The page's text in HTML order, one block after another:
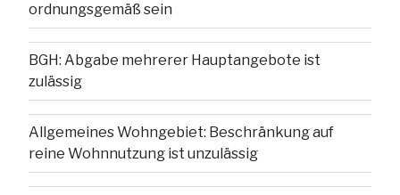
ordnungsgemäß sein
BGH: Abgabe mehrerer Hauptangebote ist
zulässig
Allgemeines Wohngebiet: Beschränkung auf
reine Wohnnutzung ist unzulässig